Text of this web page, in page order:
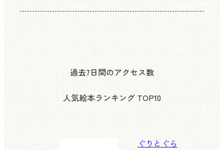
過去7日間のアクセス数
人気絵本ランキング TOP10
ぐりとぐら